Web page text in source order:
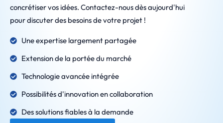
concrétiser vos idées. Contactez-nous dès aujourd'hui
pour discuter des besoins de votre projet !
Une expertise largement partagée
Extension de la portée du marché
Technologie avancée intégrée
Possibilités d'innovation en collaboration
Des solutions fiables à la demande